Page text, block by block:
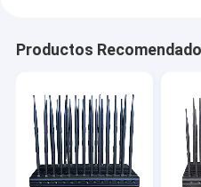
Productos